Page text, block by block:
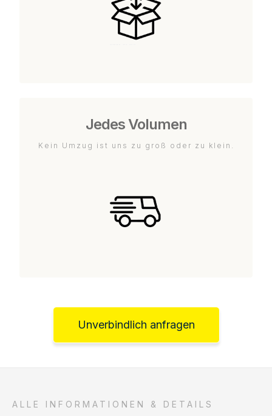
Jedes Volumen
Kein Umzug ist uns zu groß oder zu klein.
Unverbindlich anfragen
ALLE INFORMATIONEN & DETAILS